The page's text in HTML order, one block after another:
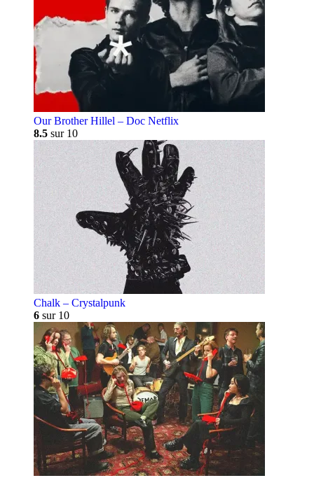
Our Brother Hillel – Doc Netflix
8.5 sur 10
Chalk – Crystalpunk
6 sur 10